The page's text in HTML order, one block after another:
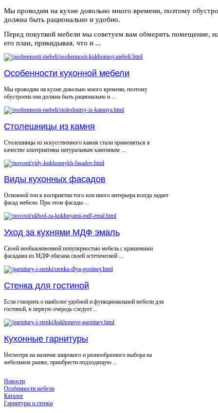
Мы проводим на кухне довольно много времени, поэтому
должна быть рационально и удобно.
Перед покупкой мебели мы советуем вам обмерить помещение,
его план, прикидывая, что и ...
Особенности кухонной мебели
Мы проводим на кухне довольно много времени, поэтому
обустроена она должна быть рационально и ...
Столешницы из камня
Столешницы из искусственного камня стали применяться в
качестве альтернативы натуральным каменным ...
Виды кухонных фасадов
Основной тон в восприятии того или иного интерьера всегда задает
фасад мебели. При этом фасады ...
Уход за кухнями МДФ эмаль
Своей необыкновенной популярностью мебель с крашеными
фасадами из МДФ обязана своей эстетической ...
Стенка для гостиной
Если говорить о наиболее удобной и функциональной мебели для
гостиной, в первую очередь следует ...
Кухонные гарнитуры
Несмотря на наличие широкого и разнообразного выбора на
мебельном рынке, приобрести подходящую ...
Новости
Особенности мебели
Каталог
Гарнитуры и стенки